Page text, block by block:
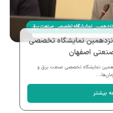
نمایشگاه تخصصی
اصفهان
نمایشگاه تخصصی صنعت برق و
بیشتر